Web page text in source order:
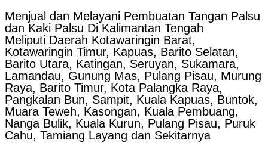
Menjual dan Melayani Pembuatan Tangan Palsu
dan Kaki Palsu Di Kalimantan Tengah
Meliputi Daerah Kotawaringin Barat,
Kotawaringin Timur, Kapuas, Barito Selatan,
Barito Utara, Katingan, Seruyan, Sukamara,
Lamandau, Gunung Mas, Pulang Pisau, Murung
Raya, Barito Timur, Kota Palangka Raya,
Pangkalan Bun, Sampit, Kuala Kapuas, Buntok,
Muara Teweh, Kasongan, Kuala Pembuang,
Nanga Bulik, Kuala Kurun, Pulang Pisau, Puruk
Cahu, Tamiang Layang dan Sekitarnya